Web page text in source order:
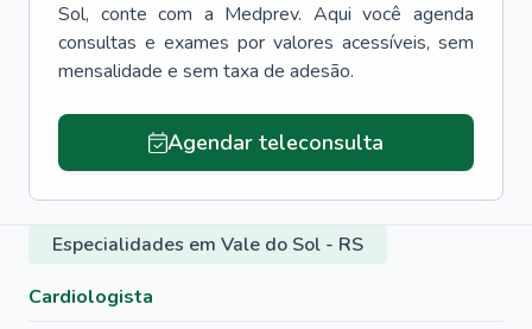
Sol, conte com a Medprev. Aqui você agenda
consultas e exames por valores acessíveis, sem
mensalidade e sem taxa de adesão.
Agendar teleconsulta
Especialidades em Vale do Sol - RS
Cardiologista